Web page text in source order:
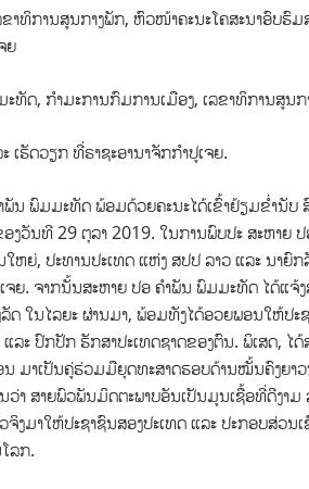
າທິການສູນກາງພັກ, ຫົວໜ້າຄະນະໂຄສະນາອົບຮົ
ຍ
ດ, ກຳມະການກົມການເມືອງ, ເລຂາທິການສູນ
ຮັດວຽກ ທີ່ຣາຊະອານາຈັກກໍາປູເຈຍ.
ນ ພົມມະທັດ ພ້ອມດ້ວຍຄະນະໄດ້ເຂົ້າຢ້ຽມຂໍ່ານັບ
ງວັນທີ 29 ຕຸລາ 2019. ໃນການພົບປະ ສະຫາຍ
ຫຍ່, ປະທານປະເທດ ແຫ່ງ ສປປ ລາວ ແລະ ນາ
ຈຍ. ຈາກນັ້ນສະຫາຍ ປອ ຄໍາພັນ ພົມມະທັດ ໄດ້ແຈ້
ໃນໄລຍະ ຜ່ານມາ, ພ້ອມທັງໄດ້ອວຍພອນໃຫ້ປະ
ລະ ປົກປັກ ຮັກສາປະເທດຊາດຂອງຕົນ. ພິເສດ, ໄ
ມາເປັນຄູ່ຮ່ວມມືຍຸດທະສາດຮອບດ້ານໝັ້ນຄົງຍາວ
າ ສາຍພົວພັນມິດຕະພາບອັນເປັນມູນເຊື້ອທີ່ດີງາມ
ງມາໃຫ້ປະຊາຊົນສອງປະເທດ ແລະ ປະກອບສ່ວນ
ລກ.